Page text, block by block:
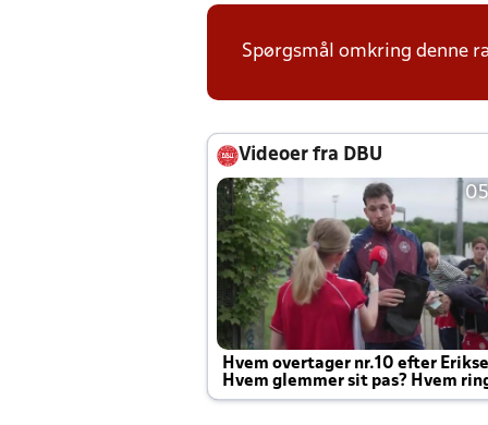
Spørgsmål omkring denne
Videoer fra DBU
Hvem overtager nr.10 efter
Hvem glemmer sit pas? Hvem
Joachim altid til efter kampe?